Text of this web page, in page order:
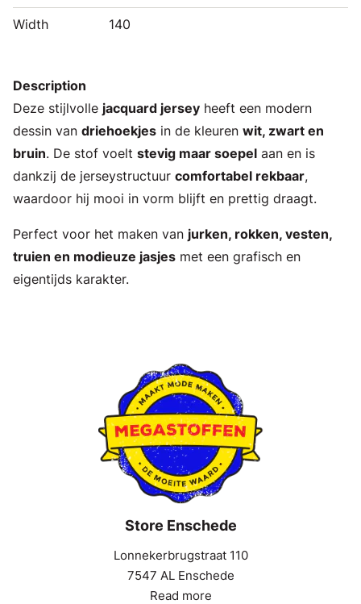
Width 140
Description
Deze stijlvolle jacquard jersey heeft een modern
dessin van driehoekjes in de kleuren wit, zwart en
bruin. De stof voelt stevig maar soepel aan en is
dankzij de jerseystructuur comfortabel rekbaar,
waardoor hij mooi in vorm blijft en prettig draagt.
Perfect voor het maken van jurken, rokken, vesten,
truien en modieuze jasjes met een grafisch en
eigentijds karakter.
Store Enschede
Lonnekerbrugstraat 110
7547 AL Enschede
Read more